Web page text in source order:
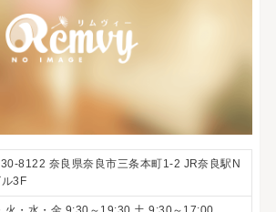
8122 奈良県奈良市三条本町1-2 JR奈良駅N
ル3F